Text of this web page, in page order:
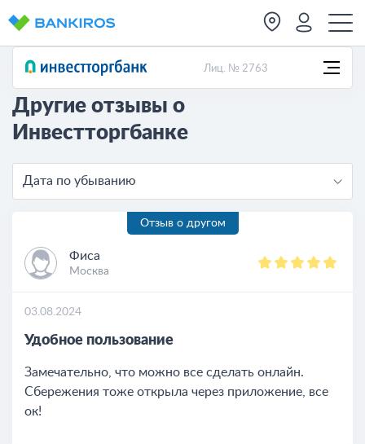
Лиц. № 2763
Другие отзывы о
Инвестторгбанке
Дата по убыванию
Отзыв о другом
Фиса
Москва
03.08.2024
Удобное пользование
Замечательно, что можно все сделать онлайн.
Сбережения тоже открыла через приложение, все
ок!